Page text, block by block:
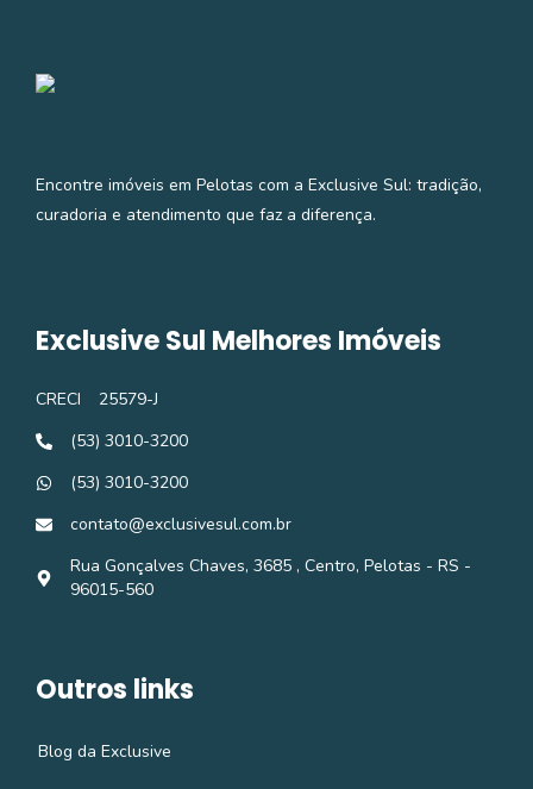
Encontre imóveis em Pelotas com a Exclusive Sul: tradição,
curadoria e atendimento que faz a diferença.
Exclusive Sul Melhores Imóveis
CRECI
25579-J
(53) 3010-3200
(53) 3010-3200
contato@exclusivesul.com.br
Rua Gonçalves Chaves, 3685 , Centro, Pelotas - RS -
96015-560
Outros links
Blog da Exclusive